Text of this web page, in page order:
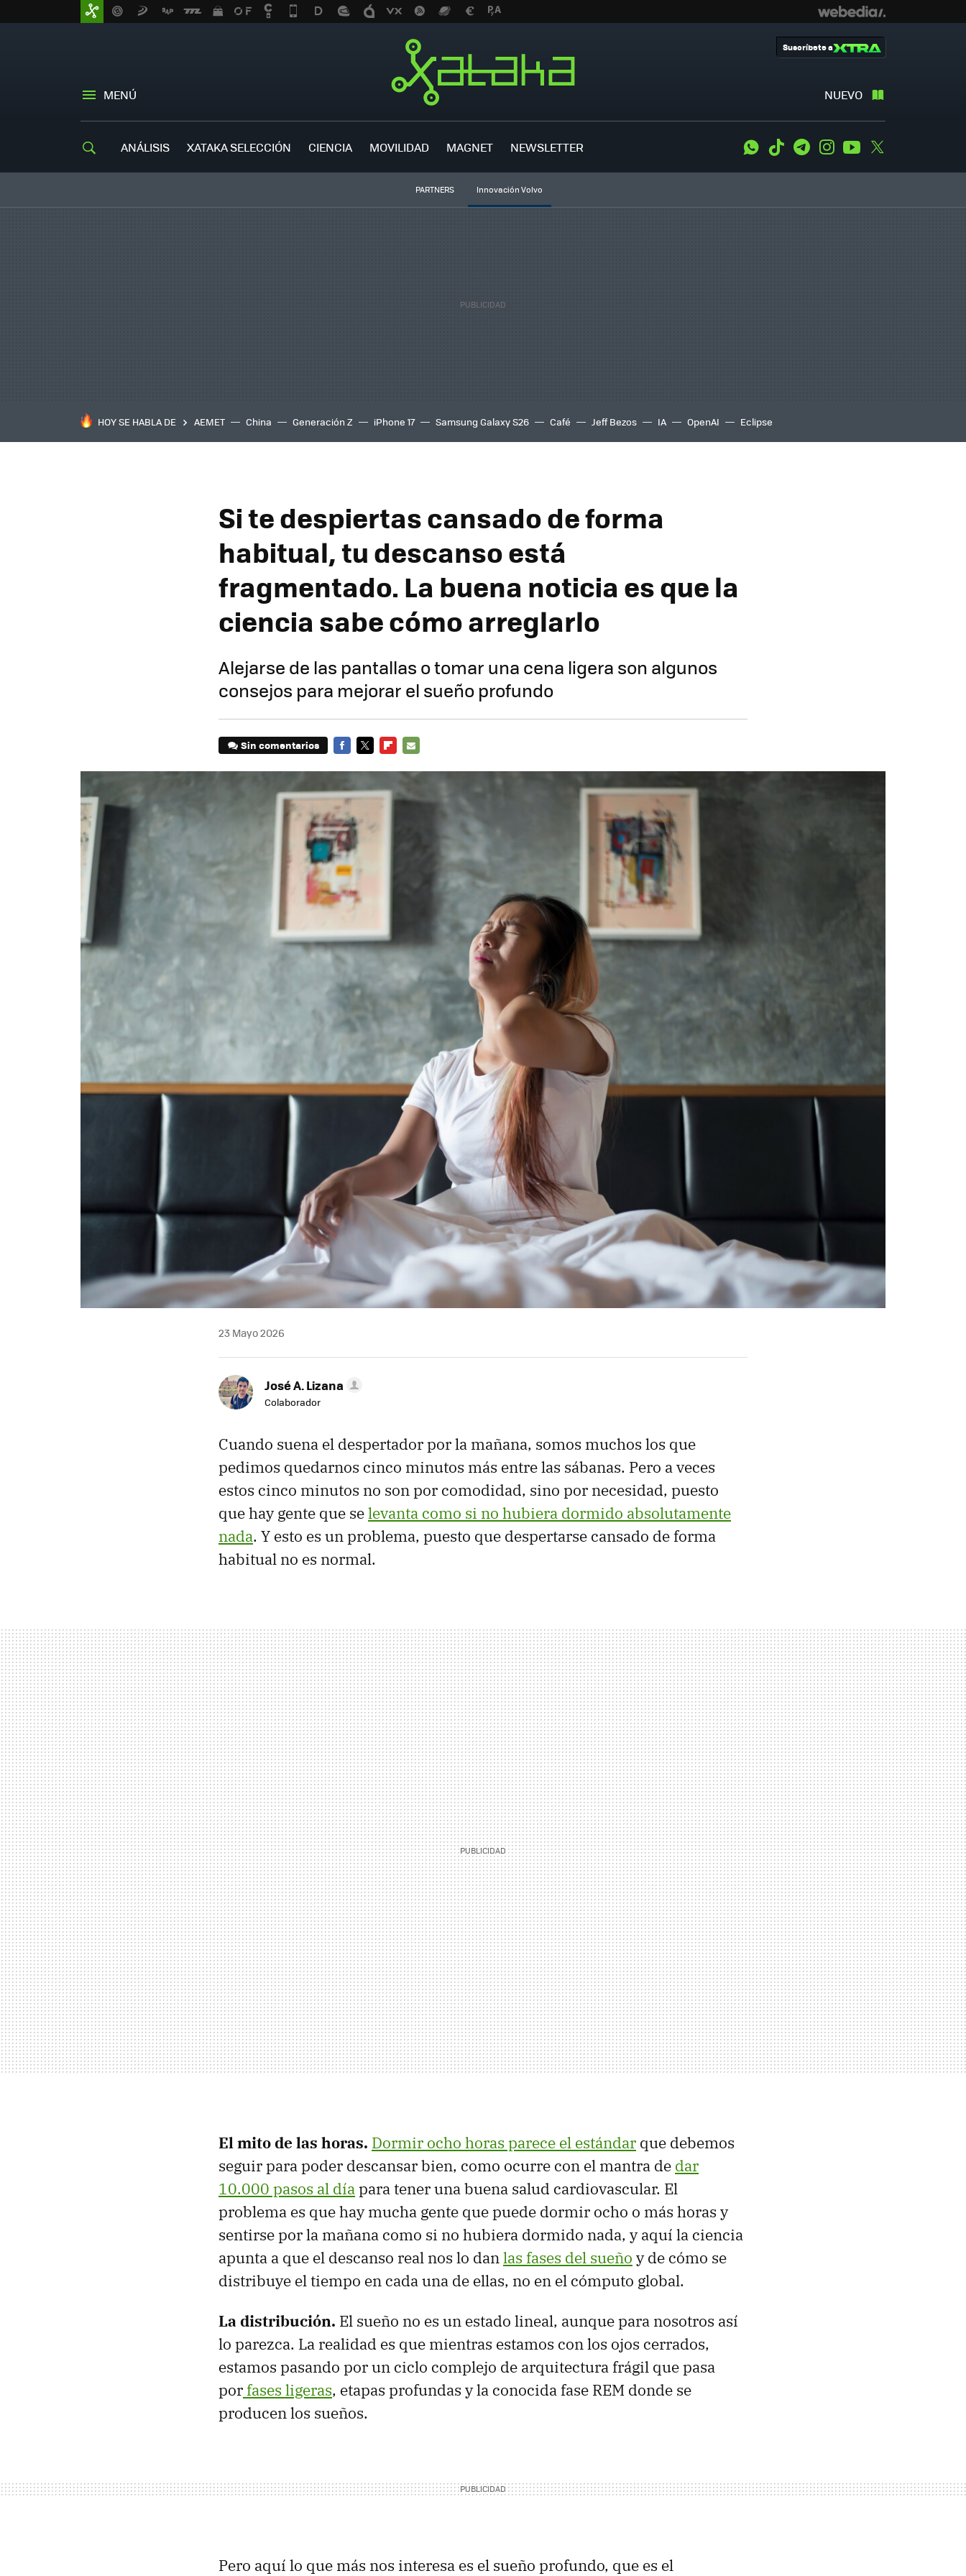
MENÚ NUEVO
Suscríbete a
ANÁLISIS XATAKA SELECCIÓN CIENCIA MOVILIDAD MAGNET NEWSLETTER WhatsApp
Tiktok TelegramInstagramYoutube
PARTNERS Innovación Volvo
HOY SE HABLA DE AEMET China Generación Z iPhone 17 Samsung Galaxy S26 Café Jeff Bezos IA OpenAI Eclipse
Si te despiertas cansado de forma
habitual, tu descanso está
fragmentado. La buena noticia es que la
ciencia sabe cómo arreglarlo
Alejarse de las pantallas o tomar una cena ligera son algunos
consejos para mejorar el sueño profundo
Sin comentarios
MAIL
23 Mayo 2026
José A. Lizana
Colaborador
Cuando suena el despertador por la mañana, somos muchos los que
pedimos quedarnos cinco minutos más entre las sábanas. Pero a veces
estos cinco minutos no son por comodidad, sino por necesidad, puesto
que hay gente que selevanta como si no hubiera dormido absolutamente
nada. Y esto es un problema, puesto que despertarse cansado de forma
habitual no es normal.
El mito de las horas. Dormir ocho horas parece el estándar que debemos
seguir para poder descansar bien, como ocurre con el mantra de dar
10.000 pasos al díapara tener una buena salud cardiovascular. El
problema es que hay mucha gente que puede dormir ocho o más horas y
sentirse por la mañana como si no hubiera dormido nada, y aquí la ciencia
apunta a que el descanso real nos lo danlas fases del sueño y de cómo se
distribuye el tiempo en cada una de ellas, no en el cómputo global.
La distribución. El sueño no es un estado lineal, aunque para nosotros así
lo parezca. La realidad es que mientras estamos con los ojos cerrados,
estamos pasando por un ciclo complejo de arquitectura frágil que pasa
por fases ligeras, etapas profundas y la conocida fase REM donde se
producen los sueños.
Pero aquí lo que más nos interesa es el sueño profundo, que es el